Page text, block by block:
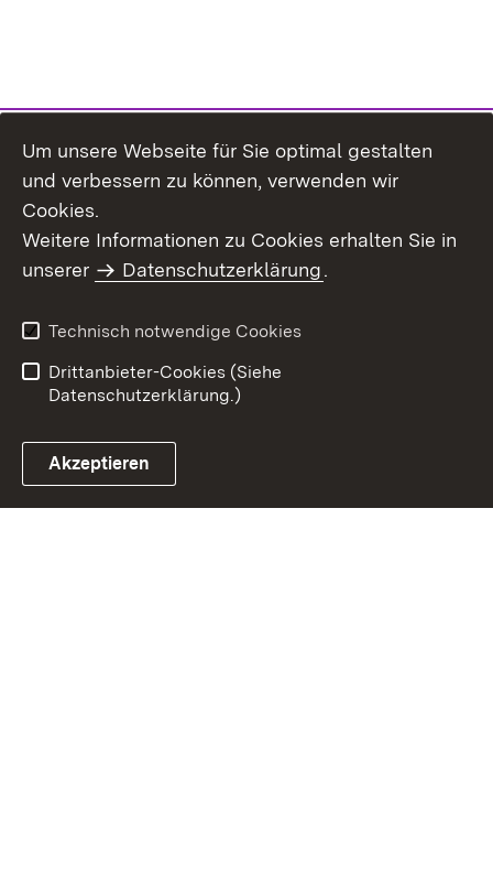
Benutzungshinweise
Erklärung zur
Um unsere Webseite für Sie optimal gestalten
und verbessern zu können, verwenden wir
Cookies.
Weitere Informationen zu Cookies erhalten Sie in
unserer
Datenschutzerklärung.
Technisch notwendige Cookies
Drittanbieter-Cookies (Siehe
Datenschutzerklärung.)
Akzeptieren